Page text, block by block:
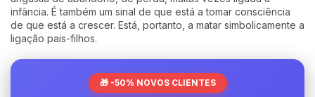
infância. É também um sinal de que está a tomar consciência
de que está a crescer. Está, portanto, a matar simbolicamente a
ligação pais-filhos.
🎁 -50% NOVOS CLIENTES